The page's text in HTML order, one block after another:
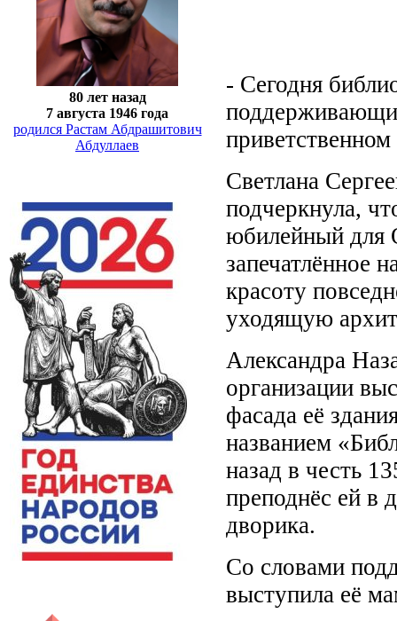
80 лет назад
7 августа 1946 года
родился Растам Абдрашитович
Абдуллаев
- Сегодня
Светлана
подчеркнула,
юбилейный для
запечатлённое
красоту
уходящую
Александра
организации
фасада её
названием
назад в честь
преподнёс ей в
дворика.
Со словами
выступила её